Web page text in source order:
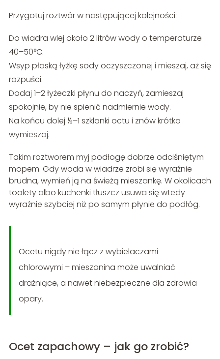
Przygotuj roztwór w następującej kolejności:
Do wiadra wlej około 2 litrów wody o temperaturze
40–50°C.
Wsyp płaską łyżkę sody oczyszczonej i mieszaj, aż się
rozpuści.
Dodaj 1–2 łyżeczki płynu do naczyń, zamieszaj
spokojnie, by nie spienić nadmiernie wody.
Na końcu dolej ½–1 szklanki octu i znów krótko
wymieszaj.
Takim roztworem myj podłogę dobrze odciśniętym
mopem. Gdy woda w wiadrze zrobi się wyraźnie
brudna, wymień ją na świeżą mieszankę. W okolicach
toalety albo kuchenki tłuszcz usuwa się wtedy
wyraźnie szybciej niż po samym płynie do podłóg.
Ocetu nigdy nie łącz z wybielaczami
chlorowymi – mieszanina może uwalniać
drażniące, a nawet niebezpieczne dla zdrowia
opary.
Ocet zapachowy – jak go zrobić?